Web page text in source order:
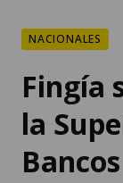
NACIONALES
Fingía
la
Bancos